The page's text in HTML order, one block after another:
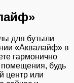
для бутыли
«Аквалайф» в
гармонично
помещения, будь
центр или